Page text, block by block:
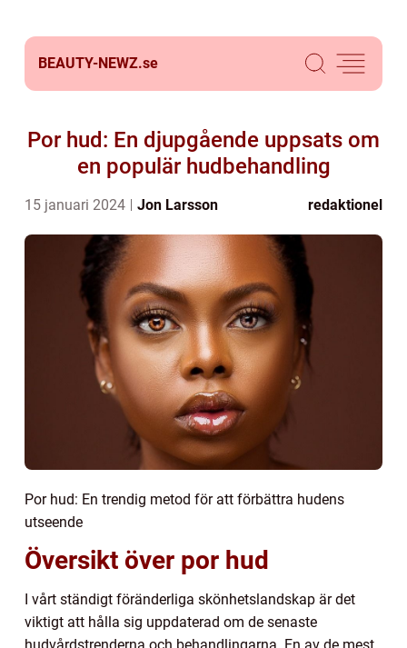
BEAUTY-NEWZ.se
Por hud: En djupgående uppsats om
en populär hudbehandling
15 januari 2024 Jon Larsson redaktionel
Por hud: En trendig metod för att förbättra hudens
utseende
Översikt över por hud
I vårt ständigt föränderliga skönhetslandskap är det
viktigt att hålla sig uppdaterad om de senaste
hudvårdstrenderna och behandlingarna. En av de mest